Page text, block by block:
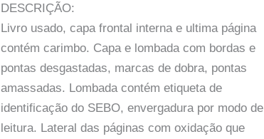
DESCRIÇÃO:
Livro usado, capa frontal interna e ultima página
contém carimbo. Capa e lombada com bordas e
pontas desgastadas, marcas de dobra, pontas
amassadas. Lombada contém etiqueta de
identificação do SEBO, envergadura por modo de
leitura. Lateral das páginas com oxidação que